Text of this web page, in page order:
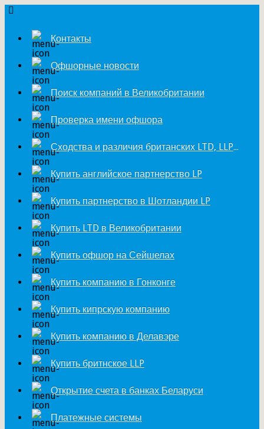
Контакты
Офшорные новости
Поиск компаний в Великобритании
Проверка имени офшора
Сходства и различия британских LTD, LLP и LP
Купить английское партнерство LP
Купить партнерство в Шотландии LP
Купить LTD в Великобритании
Купить офшор на Сейшелах
Купить компанию в Гонконге
Купить кипрскую компанию
Купить компанию в Делавэре
Купить бритнское LLP
Открытие счета в банках Беларуси
Платежные системы